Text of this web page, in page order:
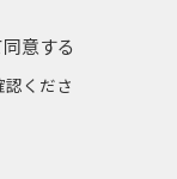
意する
認くださ